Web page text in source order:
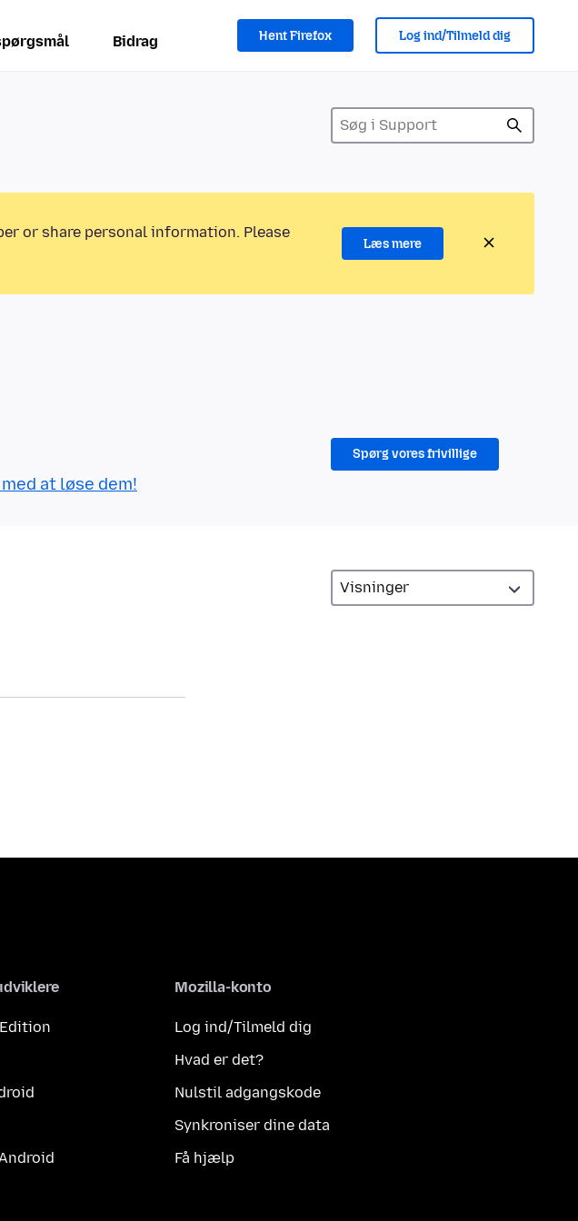
Bidrag Hent Firefox Log ind/Tilmeld dig
or share personal information. Please
Læs mere
at løse dem!
Spørg vores frivillige
Mozilla-konto
Log ind/Tilmeld dig
Hvad er det?
Nulstil adgangskode
Synkroniser dine data
Få hjælp